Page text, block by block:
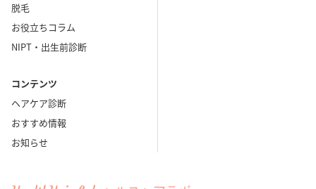
脱毛
お役立ちコラム
NIPT・出生前診断
コンテンツ
ヘアケア診断
おすすめ情報
お知らせ